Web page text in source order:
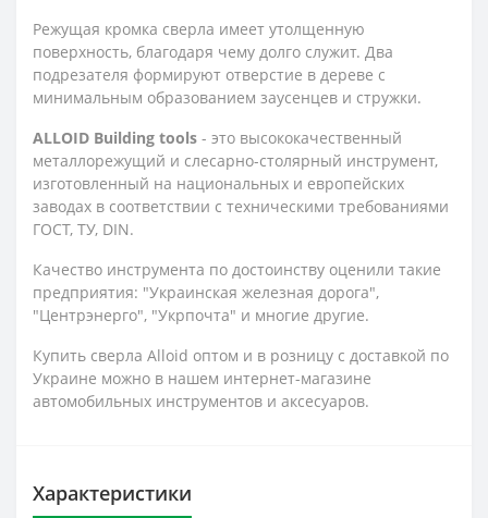
Режущая кромка сверла имеет утолщенную
поверхность, благодаря чему долго служит. Два
подрезателя формируют отверстие в дереве с
минимальным образованием заусенцев и стружки.
ALLOID Building tools - это высококачественный
металлорежущий и слесарно-столярный инструмент,
изготовленный на национальных и европейских
заводах в соответствии с техническими требованиями
ГОСТ, ТУ, DIN.
Качество инструмента по достоинству оценили такие
предприятия: "Украинская железная дорога",
"Центрэнерго", "Укрпочта" и многие другие.
Купить сверла Alloid оптом и в розницу с доставкой по
Украине можно в нашем интернет-магазине
автомобильных инструментов и аксесуаров.
Характеристики